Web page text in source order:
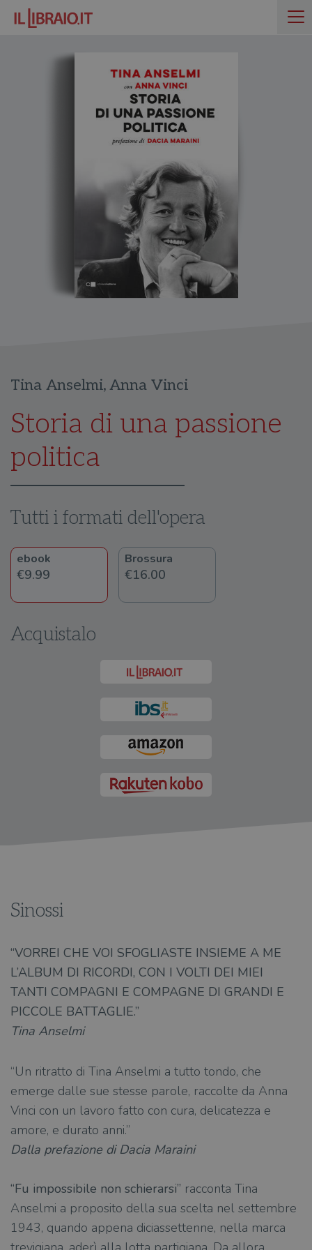
Tina Anselmi,Anna Vinci
Storia di una passione
politica
Tutti i formati dell'opera
ebook
€9.99
Brossura
€16.00
Acquistalo
Sinossi
“VORREI CHE VOI SFOGLIASTE INSIEME A ME
L’ALBUM DI RICORDI, CON I VOLTI DEI MIEI
TANTI COMPAGNI E COMPAGNE DI GRANDI E
PICCOLE BATTAGLIE.”
Tina Anselmi
“Un ritratto di Tina Anselmi a tutto tondo, che
emerge dalle sue stesse parole, raccolte da Anna
Vinci con un lavoro fatto con cura, delicatezza e
amore, e durato anni.”
Dalla prefazione di Dacia Maraini
“Fu impossibile non schierarsi” racconta Tina
Anselmi a proposito della sua scelta nel settembre
1943, quando appena diciassettenne, nella marca